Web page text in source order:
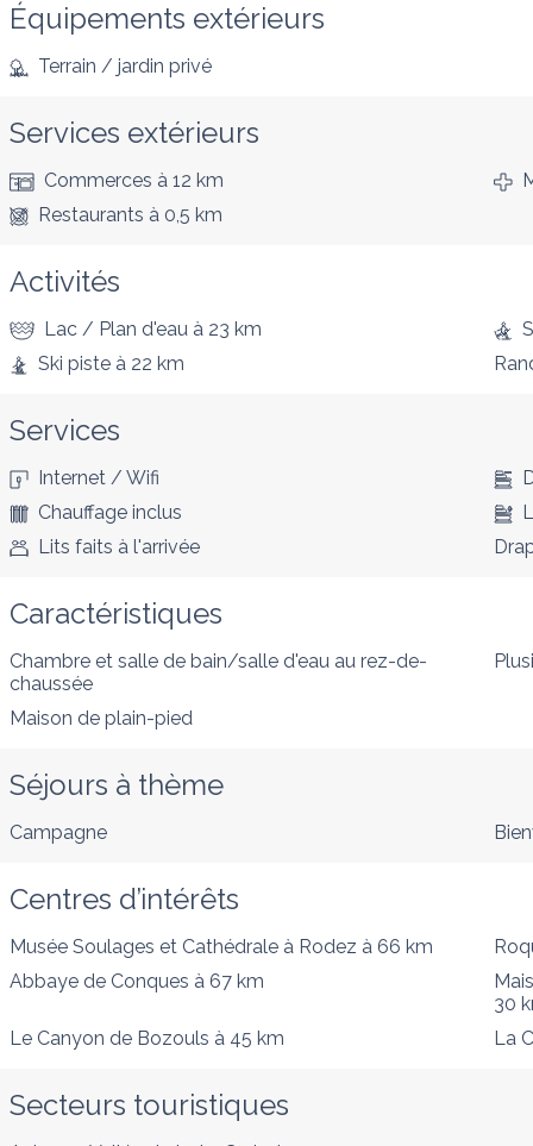
Équipements extérieurs
Terrain / jardin privé
Services extérieurs
Commerces à 12 km
Restaurants à 0,5 km
Activités
Lac / Plan d'eau à 23 km
Ski piste à 22 km
Services
Internet / Wifi
Chauffage inclus
Lits faits à l'arrivée
Caractéristiques
Chambre et salle de bain/salle d'eau au rez-de-
chaussée
Maison de plain-pied
Séjours à thème
Campagne
Centres d’intérêts
Musée Soulages et Cathédrale à Rodez à 66 km
Abbaye de Conques à 67 km
30
Le Canyon de Bozouls à 45 km La
Secteurs touristiques